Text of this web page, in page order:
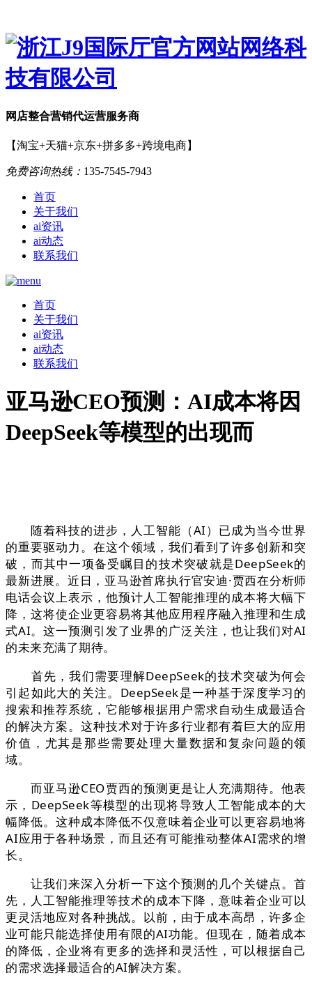
网店整合营销代运营服务商
【淘宝+天猫+京东+拼多多+跨境电商】
免费咨询热线： 135-7545-7943
首页
关于我们
ai资讯
ai动态
联系我们
首页
关于我们
ai资讯
ai动态
联系我们
亚马逊CEO预测：AI成本将因
DeepSeek等模型的出现而
随着科技的进步，人工智能（AI）已成为当今世界
的重要驱动力。在这个领域，我们看到了许多创新和突
破，而其中一项备受瞩目的技术突破就是DeepSeek的
最新进展。近日，亚马逊首席执行官安迪·贾西在分析师
电话会议上表示，他预计人工智能推理的成本将大幅下
降，这将使企业更容易将其他应用程序融入推理和生成
式AI。这一预测引发了业界的广泛关注，也让我们对AI
的未来充满了期待。
首先，我们需要理解DeepSeek的技术突破为何会
引起如此大的关注。DeepSeek是一种基于深度学习的
搜索和推荐系统，它能够根据用户需求自动生成最适合
的解决方案。这种技术对于许多行业都有着巨大的应用
价值，尤其是那些需要处理大量数据和复杂问题的领
域。
而亚马逊CEO贾西的预测更是让人充满期待。他表
示，DeepSeek等模型的出现将导致人工智能成本的大
幅降低。这种成本降低不仅意味着企业可以更容易地将
AI应用于各种场景，而且还有可能推动整体AI需求的增
长。
让我们来深入分析一下这个预测的几个关键点。首
先，人工智能推理等技术的成本下降，意味着企业可以
更灵活地应对各种挑战。以前，由于成本高昂，许多企
业可能只能选择使用有限的AI功能。但现在，随着成本
的降低，企业将有更多的选择和灵活性，可以根据自己
的需求选择最适合的AI解决方案。